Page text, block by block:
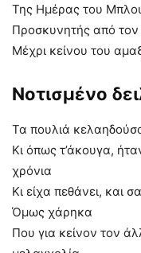
Της Ημέρας του
Προσκυνητής από
Μέχρι κείνου του
Νοτισμένο
Τα πουλιά
Κι όπως τ’άκουγα,
χρόνια
Κι είχα πεθάνει, και
Όμως χάρηκα
Που για κείνον τον